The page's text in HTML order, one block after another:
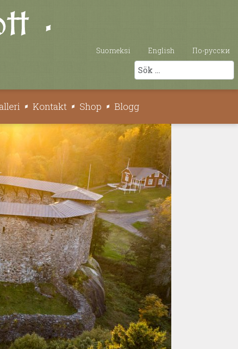
Suomeksi English По-русски
Sök
Kontakt Shop Blogg